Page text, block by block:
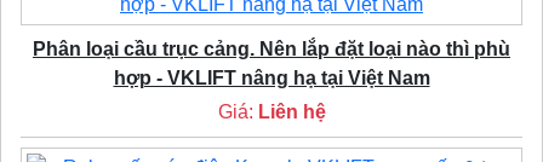
Phân loại cầu trục cảng. Nên lắp đặt loại nào thì phù
hợp - VKLIFT nâng hạ tại Việt Nam
Giá: Liên hệ